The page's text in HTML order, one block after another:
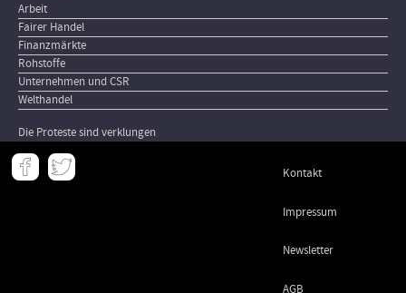
Arbeit
Fairer Handel
Finanzmärkte
Rohstoffe
Unternehmen und CSR
Welthandel
Die Proteste sind verklungen
Meta
- Kontakt
Impressum
Newsletter
AGB